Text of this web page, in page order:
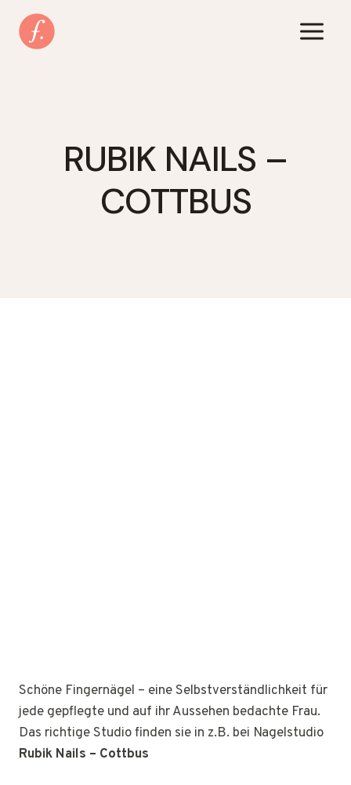
Inhalt
springen
RUBIK NAILS –
COTTBUS
Schöne Fingernägel – eine Selbstverständlichkeit für
jede gepflegte und auf ihr Aussehen bedachte Frau.
Das richtige Studio finden sie in z.B. bei Nagelstudio
Rubik Nails – Cottbus